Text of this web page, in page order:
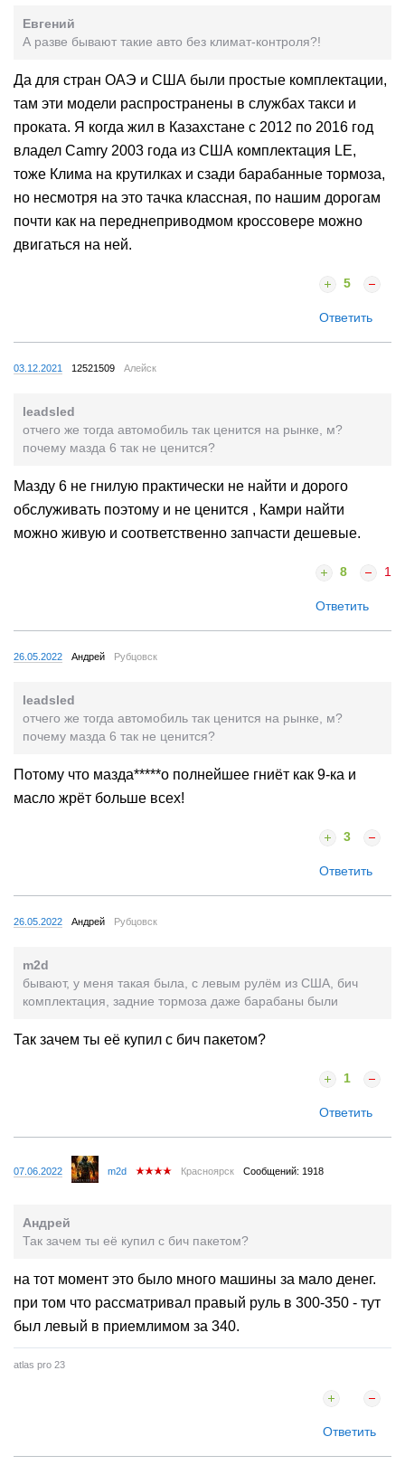
Евгений
А разве бывают такие авто без климат-контроля?!
Да для стран ОАЭ и США были простые комплектации,
там эти модели распространены в службах такси и
проката. Я когда жил в Казахстане с 2012 по 2016 год
владел Camry 2003 года из США комплектация LE,
тоже Клима на крутилках и сзади барабанные тормоза,
но несмотря на это тачка классная, по нашим дорогам
почти как на переднеприводмом кроссовере можно
двигаться на ней.
5
Ответить
03.12.2021 12521509 Алейск
leadsled
отчего же тогда автомобиль так ценится на рынке, м?
почему мазда 6 так не ценится?
Мазду 6 не гнилую практически не найти и дорого
обслуживать поэтому и не ценится , Камри найти
можно живую и соответственно запчасти дешевые.
8 1
Ответить
26.05.2022 Андрей Рубцовск
leadsled
отчего же тогда автомобиль так ценится на рынке, м?
почему мазда 6 так не ценится?
Потому что мазда*****о полнейшее гниёт как 9-ка и
масло жрёт больше всех!
3
Ответить
26.05.2022 Андрей Рубцовск
m2d
бывают, у меня такая была, с левым рулём из США, бич
комплектация, задние тормоза даже барабаны были
Так зачем ты её купил с бич пакетом?
1
Ответить
07.06.2022 m2d Красноярск Сообщений: 1918
Андрей
Так зачем ты её купил с бич пакетом?
на тот момент это было много машины за мало денег.
при том что рассматривал правый руль в 300-350 - тут
был левый в приемлимом за 340.
atlas pro 23
Ответить